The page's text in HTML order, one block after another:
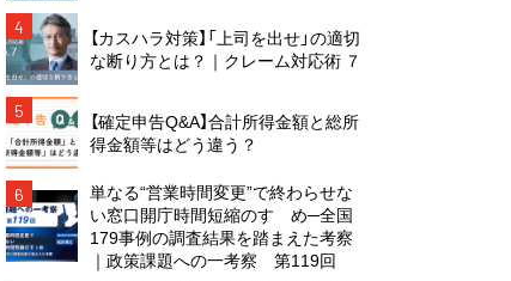
4
【カスハラ対策】「上司を出せ」の適切
な断り方とは？｜クレーム対応術 ７
5
【確定申告Q&A】合計所得金額と総所
得金額等はどう違う？
6
単なる“営業時間変更”で終わらせな
い窓口開庁時間短縮のすゝめ─全国
179事例の調査結果を踏まえた考察
｜政策課題への一考察 第119回